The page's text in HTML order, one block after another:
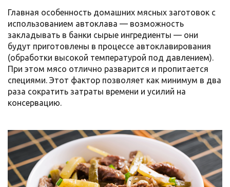
Главная особенность домашних мясных заготовок с
использованием автоклава — возможность
закладывать в банки сырые ингредиенты — они
будут приготовлены в процессе автоклавирования
(обработки высокой температурой под давлением).
При этом мясо отлично разварится и пропитается
специями. Этот фактор позволяет как минимум в два
раза сократить затраты времени и усилий на
консервацию.